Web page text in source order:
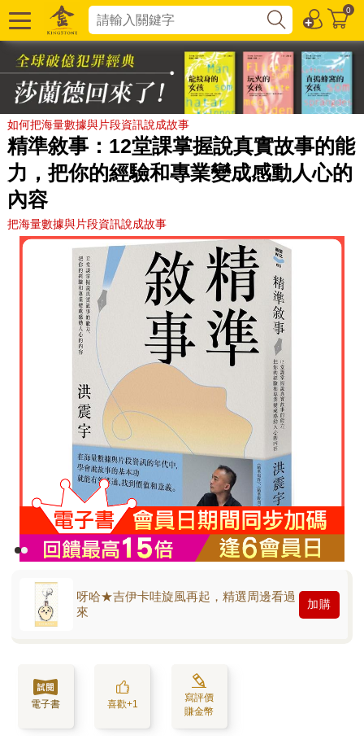
0
如何把海量數據與片段資訊說成故事
精準敘事：12堂課掌握說真實故事的能
力，把你的經驗和專業變成感動人心的
內容
把海量數據與片段資訊說成故事
呀哈★吉伊卡哇旋風再起，精選周邊看過
來
加購
電子書 喜歡+1
寫評價
賺金幣